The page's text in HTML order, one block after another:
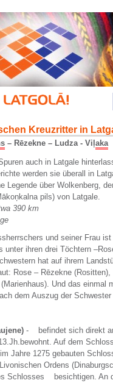
Kreuzritter in
– Rēzekne – Ludza - Viļ aka
auch in Latgale
werden sie überall in
Legende über Wolkenberg,
pils) von Latgale.
390 km
und seiner Frau
unter ihren drei Töchtern
hat auf ihrem
Rose – Rēzekne
Und das einmal
dem Auszug der Schwester
- befindet sich direkt
Auf dem
Jahre 1275 gebauten
Ordens
Schlosses
besichtigen. An